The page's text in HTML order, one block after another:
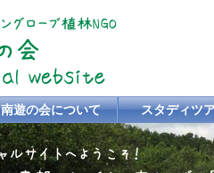
南遊の会について スタディツ